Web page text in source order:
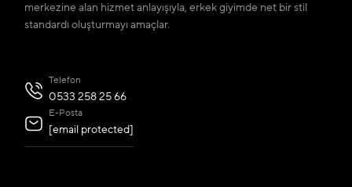
merkezine alan hizmet anlayışıyla, erkek giyimde net bir stil
standardı oluşturmayı amaçlar.
Telefon
0533 258 25 66
E-Posta
[email protected]